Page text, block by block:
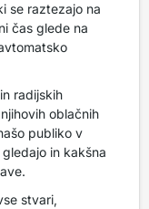
se raztezajo na
čas glede na
radijskih
oblačnih
publiko v
in kakšna
stvari,